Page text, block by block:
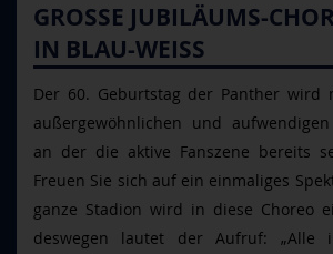
GROSSE JUBILÄUMS-
N BLAU-WEISS
Der 60. Geburtstag der Panther wird
außergewöhnlichen und
an der die aktive Fanszene bereits
Freuen Sie sich auf ein einmaliges
ganze Stadion wird in diese Choreo
deswegen lautet der Aufruf: „Alle